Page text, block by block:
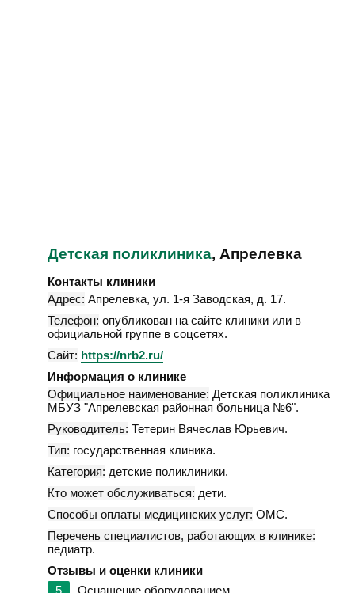
Детская поликлиника, Апрелевка
Контакты клиники
Адрес: Апрелевка, ул. 1-я Заводская, д. 17.
Телефон: опубликован на сайте клиники или в
официальной группе в соцсетях.
Сайт: https://nrb2.ru/
Информация о клинике
Официальное наименование: Детская поликлиника
МБУЗ "Апрелевская районная больница №6".
Руководитель: Тетерин Вячеслав Юрьевич.
Тип: государственная клиника.
Категория: детские поликлиники.
Кто может обслуживаться: дети.
Способы оплаты медицинских услуг: ОМС.
Перечень специалистов, работающих в клинике:
педиатр.
Отзывы и оценки клиники
5
Оснащение оборудованием